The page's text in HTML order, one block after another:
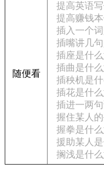
随便看
提高英语
提高赚钱
插入一个
插嘴讲几
插座是什
插曲是什
插秧机是
插花是什
插进一两
握住某人
握拳是什
援助某人
搁浅是什